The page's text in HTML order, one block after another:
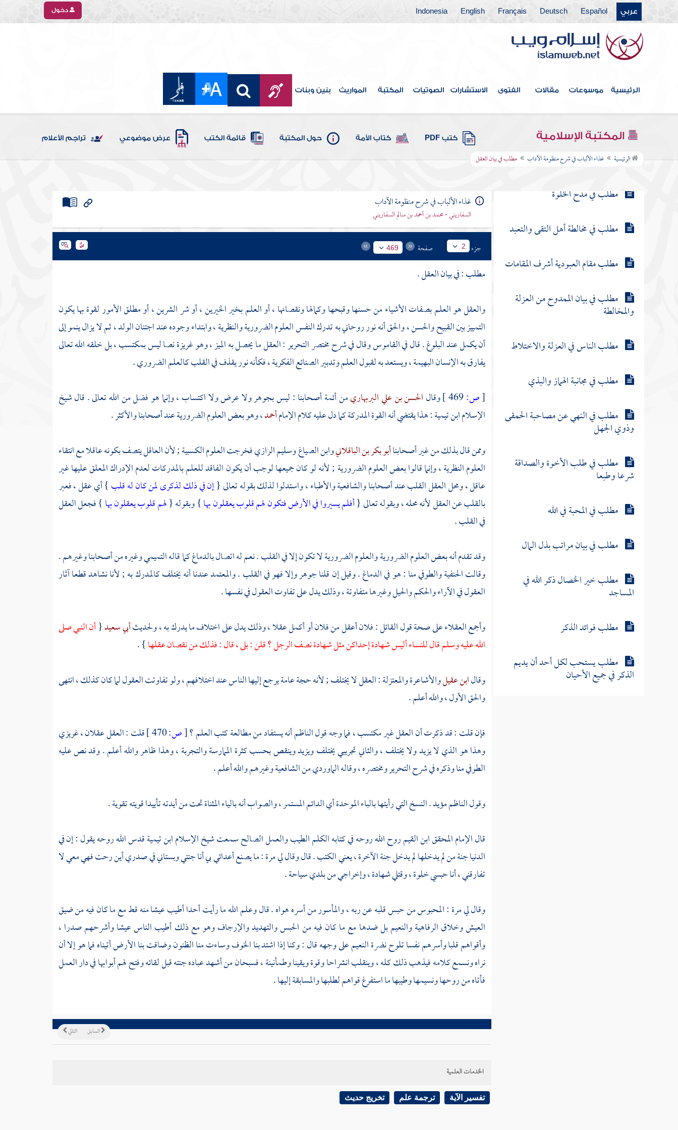
عربي Español
Deutsch
Français
English
Indonesia دخول
الرئيسية موسوعات مقالات الفتوى الاستشارات الصوتيات المكتبة المواريث بنين وبنات
المكتبة الإسلامية كتب PDF كتاب الأمة حول المكتبة قائمة الكتب عرض موضوعي تراجم الأعلام
الرئيسية غذاء الألباب في شرح منظومة الآداب مطلب في بيان العقل
مطلب في فضل العزلة عن الناس
مطلب ذكر الأخبار الواردة في العزلة
مطلب خير جليس المرء كتب تفيده
علوما
مطلب في بيان العقل
مطلب في مدح الخلوة
مطلب في مخالطة أهل التقى والتعبد
مطلب مقام العبودية أشرف المقامات
مطلب في بيان الممدوح من العزلة
والمخالطة
مطلب الناس في العزلة والاختلاط
مطلب في مجانبة الهماز والبذي
مطلب في النهي عن مصاحبة الحمقى
وذوي الجهل
مطلب في طلب الأخوة والصداقة
شرعا وطبعا
مطلب في المحبة في الله
مطلب في بيان مراتب بذل المال
مطلب خير الخصال ذكر الله في
المساجد
مطلب فوائد الذكر
مطلب يستحب لكل أحد أن يديم
الذكر في جميع الأحيان
غذاء الألباب في شرح منظومة الآداب
السفاريني - محمد بن أحمد بن سالم السفاريني
جزء 2 صفحة 469
مطلب : في بيان العقل .
والعقل هو العلم بصفات الأشياء من حسنها وقبحها وكمالها ونقصانها ، أو العلم بخير الخيرين ، أو شر الشرين ، أو مطلق الأمور لقوة بها يكون
التمييز بين القبيح والحسن ، والحق أنه نور روحاني به تدرك النفس العلوم الضرورية والنظرية ، وابتداء وجوده عند اجتنان الولد ، ثم لا يزال ينمو إلى
أن يكمل عند البلوغ . قال في القاموس وقال في شرح مختصر التحرير : العقل ما يحصل به الميز ، وهو غريزة نصا ليس بمكتسب ، بل خلقه الله تعالى
يفارق به الإنسان البهيمة ، ويستعد به لقبول العلم وتدبير الصنائع الفكرية ، فكأنه نور يقذف في القلب كالعلم الضروري .
[ص: وقالالحسن بن علي البربهاريمن أئمة أصحابنا : ليس بجوهر ولا عرض ولا اكتساب ، وإنما هو فضل من الله تعالى . قال شيخ
الإسلامابن تيمية: هذا يقتضي أنه القوة المدركة كما دل عليه كلام الإمامأحمد، وهو بعض العلوم الضرورية عند أصحابنا والأكثر .
وممن قال بذلك من غير أصحابناأبو بكر بن الباقلانيوابن الصياغوسليم الرازيفخرجت العلوم الكسبية ; لأن العاقل يتصف بكونه عاقلا مع انتقاء
العلوم النظرية ، وإنما قالوا بعض العلوم الضرورية ; لأنه لو كان جميعها لوجب أن يكون الفاقد للعلم بالمدركات لعدم الإدراك المعلق عليها غير
عاقل ، ومحل العقل القلب عند أصحابنا والشافعية والأطباء ، واستدلوا لذلك بقوله تعالى {إن في ذلك لذكرى لمن كان له قلب} أي عقل ، فعبر
بالقلب عن العقل لأنه محله ، وبقوله تعالى {أفلم يسيروا في الأرض فتكون لهم قلوب يعقلون بها} وبقوله {لهم قلوب يعقلون بها} فجعل العقل
في القلب .
وقد تقدم أنه بعض العلوم الضرورية والعلوم الضرورية لا تكون إلا في القلب . نعم له اتصال بالدماغ كما قالهالتميميوغيره من أصحابنا وغيرهم .
وقالت الحنفيةوالطوفيمنا : هو في الدماغ . وقيل إن قلنا جوهر وإلا فهو في القلب . والمعتمد عندنا أنه يختلف كالمدرك به ; لأنا نشاهد قطعا آثار
العقول في الآراء والحكم والحيل وغيرها متفاوتة ، وذلك يدل على تفاوت العقول في نفسها .
وأجمع العقلاء على صحة قول القائل : فلان أعقل من فلان أو أكمل عقلا ، وذلك يدل على اختلاف ما يدرك به ، ولحديثأبي سعيد{أن النبي صلى
الله عليه وسلم قال للنساء أليس شهادة إحداكن مثل شهادة نصف الرجل ؟ قلن : بلى ، قال : فذلك من نقصان عقلها} .
وقالابن عقيلوالأشاعرةوالمعتزلة: العقل لا يختلف ; لأنه حجة عامة يرجع إليها الناس عند اختلافهم ، ولو تفاوتت العقول لما كان كذلك ، انتهى
والحق الأول ، والله أعلم .
فإن قلت : قد ذكرت أن العقل غير مكتسب ، فما وجه قول الناظم أنه يستفاد من مطالعة كتب العلم ؟[ص:470 ]
قلت : العقل عقلان ، غريزي
وهذا هو الذي لا يزيد ولا يختلف ، والثاني تجريبي يختلف ويزيد وينقص بحسب كثرة الممارسة والتجربة ، وهذا ظاهر والله أعلم . وقد نص عليه
الطوفيمنا وذكره في شرح التحرير ومختصره ، وقالهالماورديمن الشافعية وغيرهم والله أعلم .
وقول الناظم مؤيد . النسخ التي رأيتها بالباء الموحدة أي الدائم المستمر ، والصواب أنه بالياء المثناة تحت من أيدته تأييدا قويته تقوية .
قال الإمام المحققابن القيمروح الله روحه في كتابه الكلم الطيب والعمل الصالح سمعت شيخ الإسلامابن تيميةقدس الله روحه يقول : إن في
الدنيا جنة من لم يدخلها لم يدخل جنة الآخرة ، يعني الكتب . قال وقال لي مرة : ما يصنع أعدائي بي أنا جنتي وبستاني في صدري أين رحت فهي معي لا
تفارقني ، أنا حبسي خلوة ، وقتلي شهادة ، وإخراجي من بلدي سياحة .
وقال لي مرة : المحبوس من حبس قلبه عن ربه ، والمأسور من أسره هواه . قال وعلم الله ما رأيت أحدا أطيب عيشا منه قط مع ما كان فيه من ضيق
العيش وخلاق الرفاهية والنعيم بل ضدها مع ما كان فيه من الحبس والتهديد والإرجاف وهو مع ذلك أطيب الناس عيشا وأشرحهم صدرا ،
وأقواهم قلبا وأسرهم نفسا تلوح نضرة النعيم على وجهه قال : وكنا إذا اشتد بنا الخوف وساءت منا الظنون وضاقت بنا الأرض أتيناه فما هو إلا أن
نراه ونسمع كلامه فيذهب ذلك كله ، وينقلب انشراحا وقوة ويقينا وطمأنينة ، فسبحان من أشهد عباده جنته قبل لقائه وفتح لهم أبوابها في دار العمل
فأتاه من روحها ونسيمها وطيبها ما استفرغ قواهم لطلبها والمسابقة إليها .
التالي السابق
الخدمات العلمية
تفسير الآية ترجمة علم تخريج حديث